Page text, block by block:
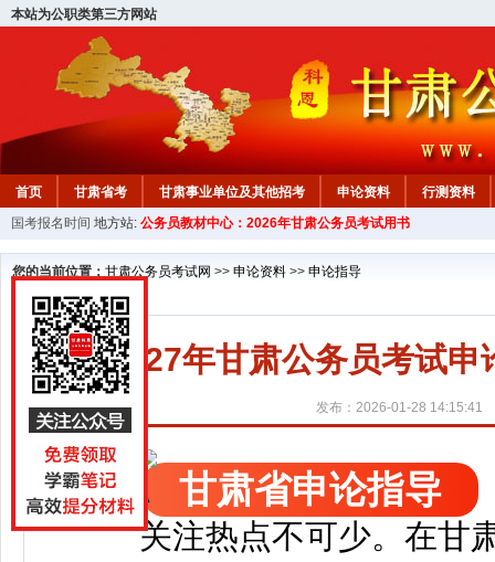
本站为公职类第三方网站
首页 甘肃省考 甘肃事业单位及其他招考 申论资料
行测资料
国考报名时间 地方站: 公务员教材中心：2026年甘肃公务员考试用书
您的当前位置： 甘肃公务员考试网 >> 申论资料 >> 申论指导
2027年甘肃公务员考试
发布：2026-01-28 14:15:41
甘肃省申论指导
关注热点不可少。 在甘